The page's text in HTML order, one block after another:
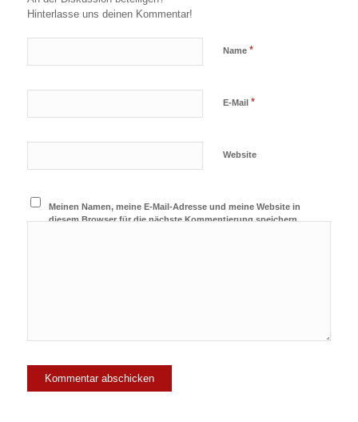
Hinterlasse uns deinen Kommentar!
Name *
E-Mail *
Website
Meinen Namen, meine E-Mail-Adresse und meine Website in
diesem Browser für die nächste Kommentierung speichern.